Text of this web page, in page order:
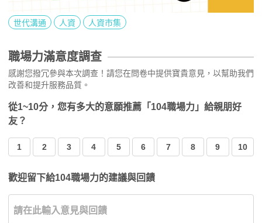
世代溝通 人資 人資市集
職場力滿意度調查
感謝您撥冗參與本次調查！請您在問卷中提供寶貴意見，以幫助我們
改善和提升服務品質。
從1~10分，您有多大的意願推薦「104職場力」給親朋好
友？
1 2 3 4 5 6 7 8 9 10
歡迎留下給104職場力的建議與回饋